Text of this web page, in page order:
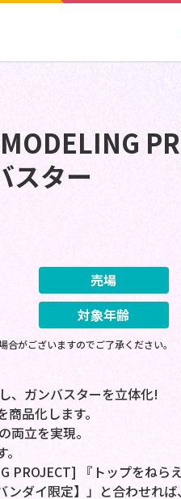
スター
売場
対象年齢
がございますのでご了承ください。
、ガンバスターを立体化!
品化します。
両立を実現。
PROJECT] 『トップをねら
ンダイ限定】」と合わせれ